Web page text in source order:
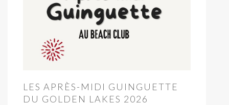
LES APRÈS-MIDI GUINGUETTE
DU GOLDEN LAKES 2026